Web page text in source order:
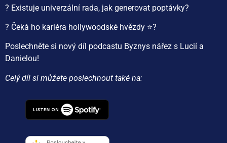
? Existuje univerzální rada, jak generovat poptávky?
? Čeká ho kariéra hollywoodské hvězdy ⭐?
Poslechněte si nový díl podcastu Byznys nářez s Lucií a
Danielou!
Celý díl si můžete poslechnout také na: